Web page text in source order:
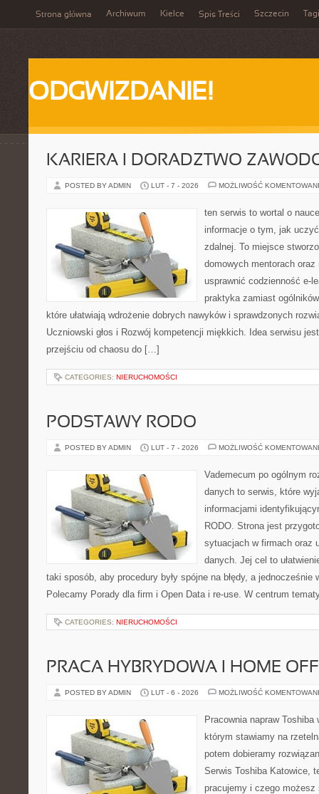
Strona główna Archiwum Kielce Spis Treści Szczecin Tagi
ODGWIZDANIE!
KARIERA I DORADZTWO
POSTED BY ADMIN LUT - 7 - 2026 MOŻLIWOŚĆ
ten serwis to wortal o
informacje o tym, jak
zdalnej. To miejsce
domowych mentorach
usprawnić codzienność e-
praktyka zamiast
które ułatwiają wdrożenie dobrych nawyków i sprawdzonych
Uczniowski głos i Rozwój kompetencji miękkich. Idea serwisu
przejściu od chaosu do […]
CATEGORIES: NIERUCHOMOŚCI
PODSTAWY RODO
POSTED BY ADMIN LUT - 7 - 2026 MOŻLIWOŚĆ
Vademecum po ogólnym
danych to serwis, które
informacjami
RODO. Strona jest
sytuacjach w firmach oraz
danych. Jej cel to
taki sposób, aby procedury były spójne na błędy, a jednocześnie
Polecamy Porady dla firm i Open Data i re-use. W centrum
CATEGORIES: NIERUCHOMOŚCI
PRACA HYBRYDOWA I HOME
POSTED BY ADMIN LUT - 6 - 2026 MOŻLIWOŚĆ
Pracownia napraw
którym stawiamy na
potem dobieramy
Serwis Toshiba Katowice,
pracujemy i czego możesz